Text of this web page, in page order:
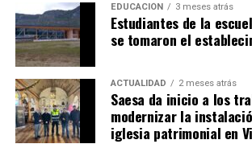
EDUCACIÓN 3 meses atrás
Estudiantes de la
se tomaron el
ACTUALIDAD 2 meses atrás
Saesa da inicio a los
modernizar la
iglesia patrimonial en